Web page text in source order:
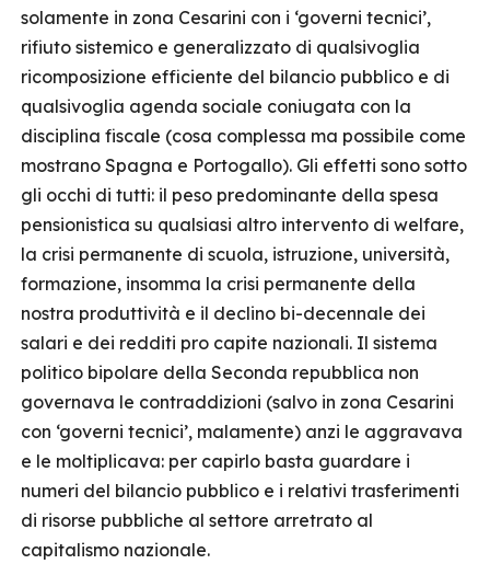
solamente in zona Cesarini con i ‘governi tecnici’,
rifiuto sistemico e generalizzato di qualsivoglia
ricomposizione efficiente del bilancio pubblico e di
qualsivoglia agenda sociale coniugata con la
disciplina fiscale (cosa complessa ma possibile come
mostrano Spagna e Portogallo). Gli effetti sono sotto
gli occhi di tutti: il peso predominante della spesa
pensionistica su qualsiasi altro intervento di welfare,
la crisi permanente di scuola, istruzione, università,
formazione, insomma la crisi permanente della
nostra produttività e il declino bi-decennale dei
salari e dei redditi pro capite nazionali. Il sistema
politico bipolare della Seconda repubblica non
governava le contraddizioni (salvo in zona Cesarini
con ‘governi tecnici’, malamente) anzi le aggravava
e le moltiplicava: per capirlo basta guardare i
numeri del bilancio pubblico e i relativi trasferimenti
di risorse pubbliche al settore arretrato al
capitalismo nazionale.